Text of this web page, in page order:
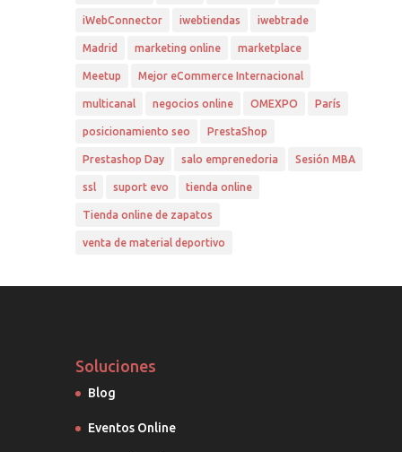
iWebConnector iwebtiendas iwebtrade
Madrid marketing online marketplace
Meetup Mejor eCommerce Internacional
multicanal negocios online OMEXPO París
posicionamiento seo PrestaShop
Prestashop Day salo emprenedoria Sesión MBA
ssl suport evo tienda online
Tienda online de zapatos
venta de material deportivo
Soluciones
Blog
Eventos Online